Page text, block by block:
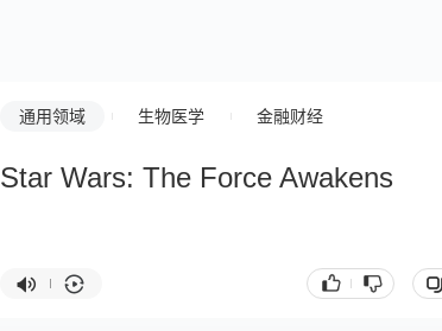
通用领域 生物医学 金融财经
Star Wars: The Force Awakens